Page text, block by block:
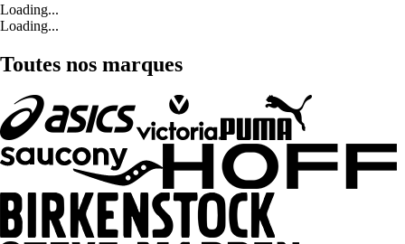
Loading...
Loading...
Toutes nos marques